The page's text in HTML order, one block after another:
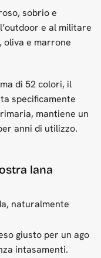
sobrio e
e al militare
oliva e marrone
di 52 colori, il
specificamente
mantiene un
anni di utilizzo.
lana
naturalmente
giusto per un ago
intasamenti.